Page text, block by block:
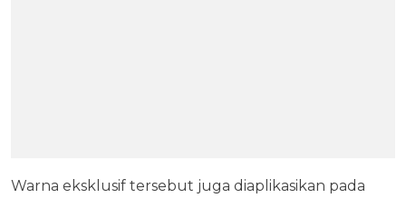
Warna eksklusif tersebut juga diaplikasikan pada